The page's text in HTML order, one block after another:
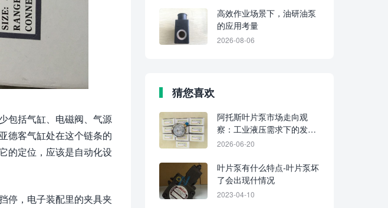
包括气缸、电磁阀、气源
德客气缸处在这个链条的
的定位，应该是自动化设
停，电子装配里的夹具夹
高效作业场景下，油研油泵
的应用考量
2026-08-06
猜您喜欢
阿托斯叶片泵市场走向观
察：工业液压需求下的发展
趋势
2026-06-20
叶片泵有什么特点-叶片泵坏
了会出现什情况
2023-04-10